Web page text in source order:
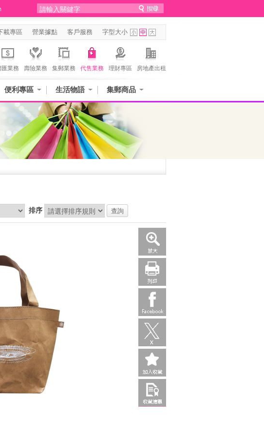
載專區 營業據點 客戶服務 字型大小
匯業務 壽險業務 集郵業務 代售業務 理財專區 房地產出租
便利專區 生活物語 集郵商品
排序